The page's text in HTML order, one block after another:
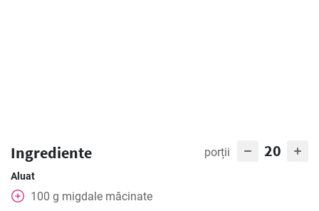
Ingrediente porții 20
Aluat
100 g migdale măcinate